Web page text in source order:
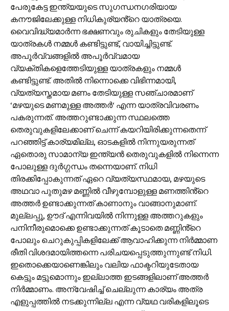
പേരുകേട്ട ഇന്ത്യയുടെ സുഗന്ധനഗരിയായ
കനൗജിലേക്കുള്ള നിധികുര്യൻ്റെ യാത്രയെ.
വൈവിദ്ധ്യമാർന്ന ഭക്ഷണവും രുചികളും തേടിയുള്ള
യാത്രകൾ നമ്മൾ കണ്ടിട്ടുണ്ട്, വായിച്ചിട്ടുണ്ട്.
അപൂർവ്വങ്ങളിൽ അപൂർവ്വമായ
വ്യക്തികളെത്തേടിയുള്ള യാത്രകളും നമ്മൾ
കണ്ടിട്ടുണ്ട്. അതിൽ നിന്നൊക്കെ വിഭിന്നമായി,
വ്യത്യസ്തമായ മണം തേടിയുള്ള സഞ്ചാരമാണ്
‘മഴയുടെ മണമുള്ള അത്തർ‘ എന്ന യാത്രവിവരണം
പകരുന്നത്. അത്തറുണ്ടാക്കുന്ന സ്ഥലത്തെ
തെരുവുകളിലേക്കാണ് ചെന്ന് കയറിയിരിക്കുന്നതെന്ന്
പറഞ്ഞിട്ട് കാര്യമില്ല, ഓടകളിൽ നിന്നുയരുന്നത്
ഏതൊരു സാമാന്യ ഇന്ത്യൻ തെരുവുകളിൽ നിന്നെന്ന
പോലുള്ള ദുർഗ്ഗന്ധം തന്നെയാണ്. നിധി
തിരക്കിപ്പോകുന്നത് ഏറെ വ്യത്യസ്ഥമായ, മഴയുടെ
അഥവാ പുതുമഴ മണ്ണിൽ വീഴുമ്പോളുള്ള മണത്തിൻ്റെ
അത്തർ ഉണ്ടാക്കുന്നത് കാണാനും വാങ്ങാനുമാണ്.
മുല്ലപ്പൂ, ഊദ് എന്നിവയിൽ നിന്നുള്ള അത്തറുകളും
പനിനീരുമൊക്കെ ഉണ്ടാക്കുന്നത് കൂടാതെ മണ്ണിൻ്റെ
പോലും ചെറുകുപ്പികളിലേക്ക് ആവാഹിക്കുന്ന നിർമ്മാണ
രീതി വിശദമായിത്തന്നെ പരിചയപ്പെടുത്തുന്നുണ്ട് നിധി.
ഇതൊക്കെയാണെങ്കിലും വലിയ ഫാക്ടറിയുടേതായ
കെട്ടും മട്ടുമൊന്നും ഇല്ലാത്ത ഇടങ്ങളിലാണ് അത്തർ
നിർമ്മാണം. അന്വേഷിച്ച് ചെല്ലുന്ന കാര്യം അത്ര
എളുപ്പത്തിൽ നടക്കുന്നില്ല എന്ന വ്യഥ വരികളിലൂടെ